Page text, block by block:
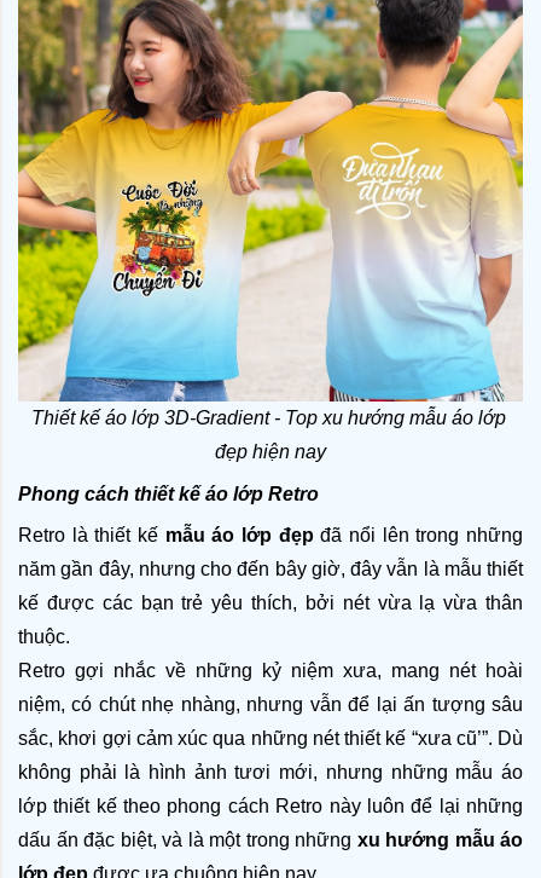
Thiết kế áo lớp 3D-Gradient - Top xu hướng mẫu áo lớp
đẹp hiện nay
Phong cách thiết kế áo lớp Retro
Retro là thiết kế mẫu áo lớp đẹp đã nổi lên trong những
năm gần đây, nhưng cho đến bây giờ, đây vẫn là mẫu thiết
kế được các bạn trẻ yêu thích, bởi nét vừa lạ vừa thân
thuộc.
Retro gợi nhắc về những kỷ niệm xưa, mang nét hoài
niệm, có chút nhẹ nhàng, nhưng vẫn để lại ấn tượng sâu
sắc, khơi gợi cảm xúc qua những nét thiết kế “xưa cũ’”. Dù
không phải là hình ảnh tươi mới, nhưng những mẫu áo
lớp thiết kế theo phong cách Retro này luôn để lại những
dấu ấn đặc biệt, và là một trong những xu hướng mẫu áo